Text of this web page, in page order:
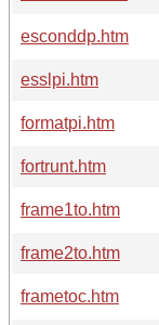
esconddp.htm
esslpi.htm
formatpi.htm
fortrunt.htm
frame1to.htm
frame2to.htm
frametoc.htm